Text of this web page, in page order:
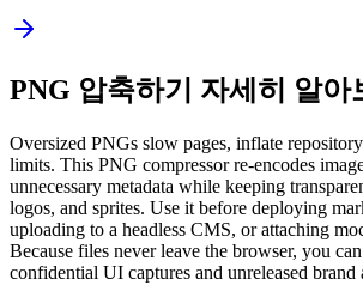
PNG 압축하기 자세히 알아
Oversized PNGs slow pages, inflate
limits. This PNG compressor re-encodes
unnecessary metadata while keeping
logos, and sprites. Use it before deploying
uploading to a headless CMS, or attaching
Because files never leave the browser, you
confidential UI captures and unreleased brand